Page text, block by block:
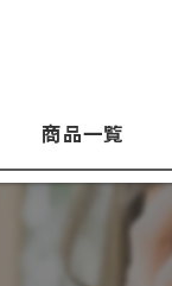
商品一覧
よくある質問